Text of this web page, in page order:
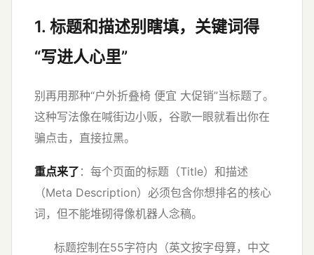
1. 标题和描述别瞎填，关键词得
“写进人心里”
别再用那种“户外折叠椅 便宜 大促销”当标题了。
这种写法像在喊街边小贩，谷歌一眼就看出你在
骗点击，直接拉黑。
重点来了 ：每个页面的标题（Title）和描述
（Meta Description）必须包含你想排名的核心
词，但不能堆砌得像机器人念稿。
标题控制在55字符内（英文按字母算，中文